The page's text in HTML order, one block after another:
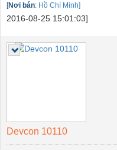
[Nơi bán: Hồ Chí Minh]
2016-08-25 15:01:03]
Devcon 10110